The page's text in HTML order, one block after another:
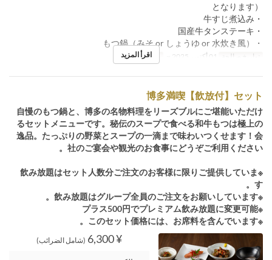
となります）
・牛すじ煮込み
・国産牛タンステーキ
・もつ鍋（みそ or しょうゆ or 水炊き風）
تواريخ صالحة حد الطلب 2 ~
اقرأ المزيد
博多満喫【飲放付】セット
自慢のもつ鍋と、博多の名物料理をリーズブルにご堪能いただけ
るセットメニューです。秘伝のスープで食べる和牛もつは極上の
逸品。たっぷりの野菜とスープの一滴まで味わいつくせます！会
社のご宴会や観光のお食事にどうぞご利用ください。
※飲み放題はセット人数分ご注文のお客様に限りご提供していま
す。
※飲み放題はグループ全員のご注文をお願いしています。
※プラス500円でプレミアム飲み放題に変更可能
※このセット価格には、お席料を含んでいます。
¥ 6,300 (شامل الضرائب)